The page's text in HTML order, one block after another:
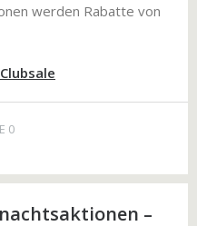
werden Rabatte von
0
–